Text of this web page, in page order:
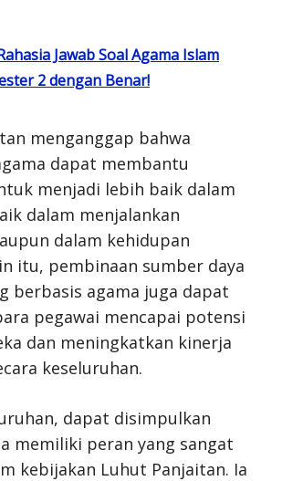
Jawab Soal Agama Islam
2 dengan Benar!
menganggap bahwa
dapat membantu
menjadi lebih baik dalam
dalam menjalankan
dalam kehidupan
itu, pembinaan sumber daya
berbasis agama juga dapat
pegawai mencapai potensi
dan meningkatkan kinerja
keseluruhan.
dapat disimpulkan
memiliki peran yang sangat
kebijakan Luhut Panjaitan. Ia